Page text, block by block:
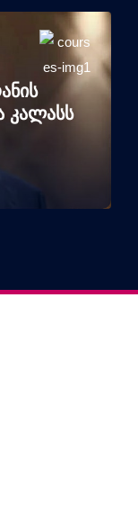
კალასს